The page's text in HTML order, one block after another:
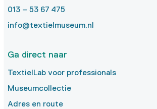
013 – 53 67 475
info@textielmuseum.nl
Ga direct naar
TextielLab voor professionals
Museumcollectie
Adres en route